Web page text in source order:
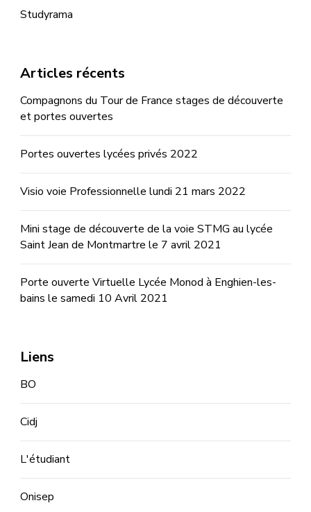
Studyrama
Articles récents
Compagnons du Tour de France stages de découverte
et portes ouvertes
Portes ouvertes lycées privés 2022
Visio voie Professionnelle lundi 21 mars 2022
Mini stage de découverte de la voie STMG au lycée
Saint Jean de Montmartre le 7 avril 2021
Porte ouverte Virtuelle Lycée Monod à Enghien-les-
bains le samedi 10 Avril 2021
Liens
BO
Cidj
L'étudiant
Onisep